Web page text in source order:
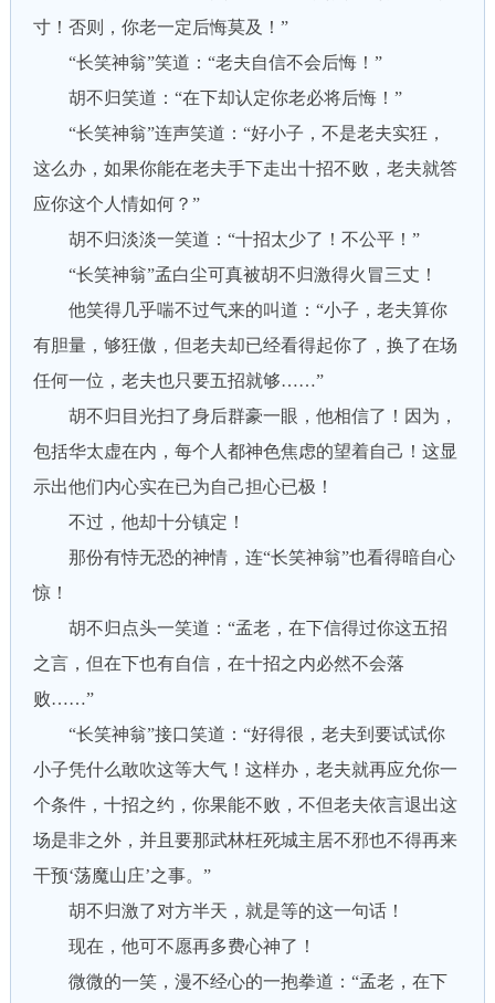
寸！否则，你老一定后悔莫及！”
“长笑神翁”笑道：“老夫自信不会后悔！”
胡不归笑道：“在下却认定你老必将后悔！”
“长笑神翁”连声笑道：“好小子，不是老夫实狂，
这么办，如果你能在老夫手下走出十招不败，老夫就答
应你这个人情如何？”
胡不归淡淡一笑道：“十招太少了！不公平！”
“长笑神翁”孟白尘可真被胡不归激得火冒三丈！
他笑得几乎喘不过气来的叫道：“小子，老夫算你
有胆量，够狂傲，但老夫却已经看得起你了，换了在场
任何一位，老夫也只要五招就够……”
胡不归目光扫了身后群豪一眼，他相信了！因为，
包括华太虚在内，每个人都神色焦虑的望着自己！这显
示出他们内心实在已为自己担心已极！
不过，他却十分镇定！
那份有恃无恐的神情，连“长笑神翁”也看得暗自心
惊！
胡不归点头一笑道：“孟老，在下信得过你这五招
之言，但在下也有自信，在十招之内必然不会落
败……”
“长笑神翁”接口笑道：“好得很，老夫到要试试你
小子凭什么敢吹这等大气！这样办，老夫就再应允你一
个条件，十招之约，你果能不败，不但老夫依言退出这
场是非之外，并且要那武林枉死城主居不邪也不得再来
干预‘荡魔山庄’之事。”
胡不归激了对方半天，就是等的这一句话！
现在，他可不愿再多费心神了！
微微的一笑，漫不经心的一抱拳道：“孟老，在下